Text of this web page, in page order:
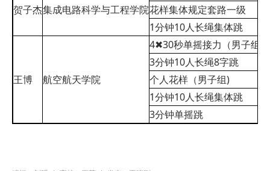
贺子杰集成电路科学与工程学院花样集体规定套路一级
1分钟10人长绳集体跳
王博 航空航天学院
4✖30秒单摇接力（男子组)
3分钟10人长绳8字跳
个人花样（男子组)
1分钟10人长绳集体跳
3分钟单摇跳